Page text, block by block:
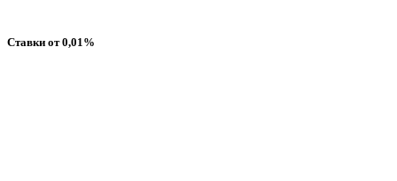
Ставки от 0,01%